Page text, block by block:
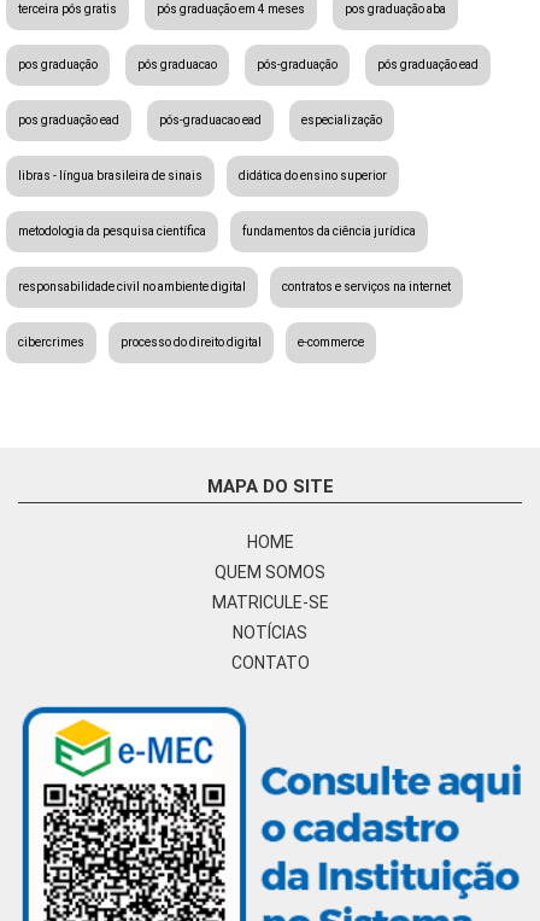
terceira pós gratis pós graduação em 4 meses pos graduação aba
pos graduação pós graduacao pós-graduação pós graduação ead
pos graduação ead pós-graduacao ead especialização
libras - língua brasileira de sinais didática do ensino superior
metodologia da pesquisa científica fundamentos da ciência jurídica
responsabilidade civil no ambiente digital contratos e serviços na internet
cibercrimes processo do direito digital e-commerce
MAPA DO SITE
HOME
QUEM SOMOS
MATRICULE-SE
NOTÍCIAS
CONTATO